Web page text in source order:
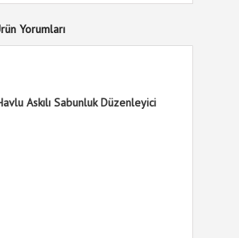
Yorumları
Askılı Sabunluk Düzenleyici